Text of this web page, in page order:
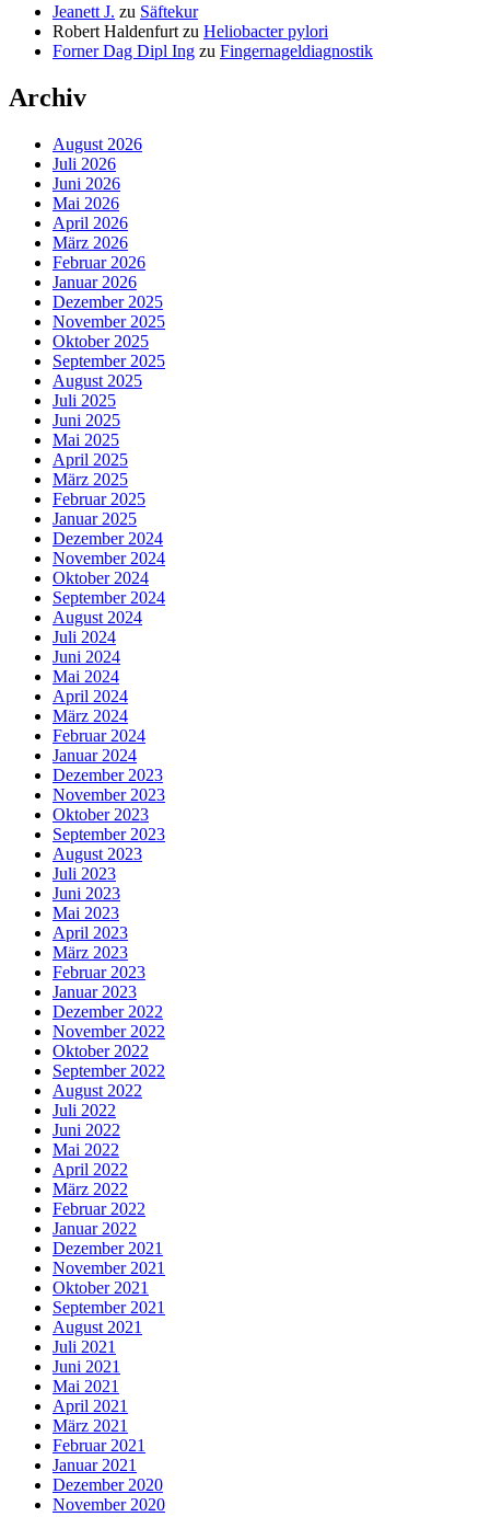
Jeanett J. zu Säftekur
Robert Haldenfurt zu Heliobacter pylori
Forner Dag Dipl Ing zu Fingernageldiagnostik
Archiv
August 2026
Juli 2026
Juni 2026
Mai 2026
April 2026
März 2026
Februar 2026
Januar 2026
Dezember 2025
November 2025
Oktober 2025
September 2025
August 2025
Juli 2025
Juni 2025
Mai 2025
April 2025
März 2025
Februar 2025
Januar 2025
Dezember 2024
November 2024
Oktober 2024
September 2024
August 2024
Juli 2024
Juni 2024
Mai 2024
April 2024
März 2024
Februar 2024
Januar 2024
Dezember 2023
November 2023
Oktober 2023
September 2023
August 2023
Juli 2023
Juni 2023
Mai 2023
April 2023
März 2023
Februar 2023
Januar 2023
Dezember 2022
November 2022
Oktober 2022
September 2022
August 2022
Juli 2022
Juni 2022
Mai 2022
April 2022
März 2022
Februar 2022
Januar 2022
Dezember 2021
November 2021
Oktober 2021
September 2021
August 2021
Juli 2021
Juni 2021
Mai 2021
April 2021
März 2021
Februar 2021
Januar 2021
Dezember 2020
November 2020